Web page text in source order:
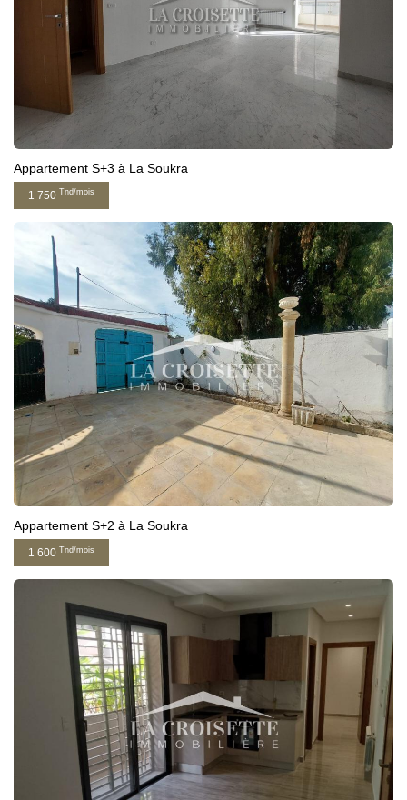
Appartement S+3 à La Soukra
1 750 Tnd/mois
Appartement S+2 à La Soukra
1 600 Tnd/mois